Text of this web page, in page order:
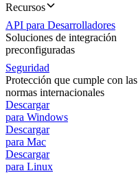
Recursos
API para Desarrolladores
Soluciones de integración
preconfiguradas
Seguridad
Protección que cumple con las
normas internacionales
Descargar
para Windows
Descargar
para Mac
Descargar
para Linux